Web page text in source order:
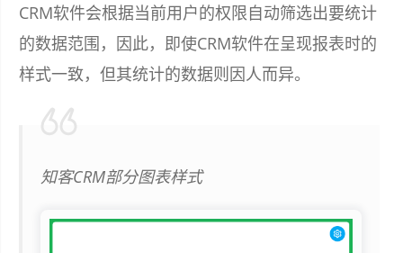
CRM软件会根据当前用户的权限自动筛选出要统计
的数据范围，因此，即使CRM软件在呈现报表时的
样式一致，但其统计的数据则因人而异。
知客CRM部分图表样式